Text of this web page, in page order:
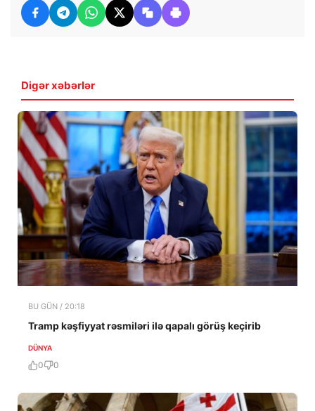
Digər xəbərlər
BU GÜN / 20:18
Tramp kəşfiyyat rəsmiləri ilə qapalı görüş keçirib
DÜNYA
0 0